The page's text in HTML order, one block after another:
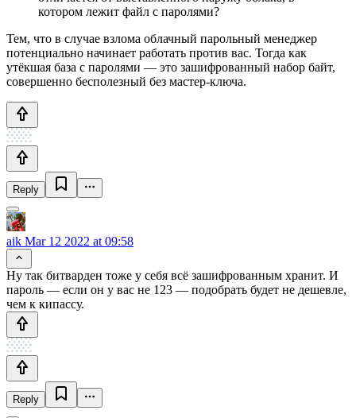
котором лежит файл с паролями?
Тем, что в случае взлома облачный парольный менеджер
потенциально начинает работать против вас. Тогда как
утёкшая база с паролями — это зашифрованный набор байт,
совершенно бесполезный без мастер-ключа.
Reply
aik Mar 12 2022 at 09:58
Ну так битварден тоже у себя всё зашифрованным хранит. И
пароль — если он у вас не 123 — подобрать будет не дешевле,
чем к кипассу.
Reply